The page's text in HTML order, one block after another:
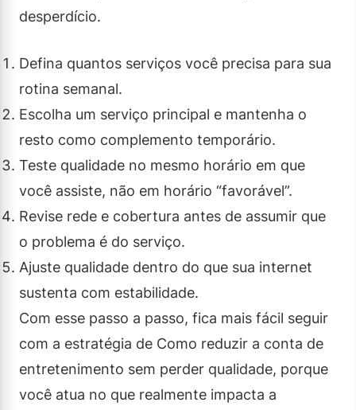
desperdício.
Defina quantos serviços você precisa para sua
rotina semanal.
Escolha um serviço principal e mantenha o
resto como complemento temporário.
Teste qualidade no mesmo horário em que
você assiste, não em horário “favorável”.
Revise rede e cobertura antes de assumir que
o problema é do serviço.
Ajuste qualidade dentro do que sua internet
sustenta com estabilidade.
Com esse passo a passo, fica mais fácil seguir
com a estratégia de Como reduzir a conta de
entretenimento sem perder qualidade, porque
você atua no que realmente impacta a